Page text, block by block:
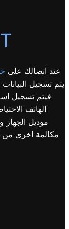
عند اتصالك على
يتم تسجيل
فيتم تسجيل
الهاتف
موديل الجهاز
مكالمة اخرى من